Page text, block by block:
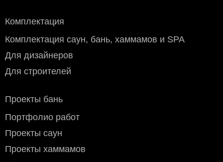
одну сторону.
Доставка производится транспортной компанией до
терминала в вашем городе
пункту выдачи. Стоимость доставки оплачивается вами
при получении заказа по тарифам транспортной
Мы предлагаем следующие транспортные компании:
Сервис и другие компании которые вам удобны.
Стоимость доставки
пределах МКАД:
- мелкогабаритного груза (до 50х40х70 см) - 800 рублей
Комплектация
Комплектация саун, бань, хаммамов и SPA
Для дизайнеров
Для строителей
Проекты бань
Портфолио работ
Проекты саун
Проекты хаммамов